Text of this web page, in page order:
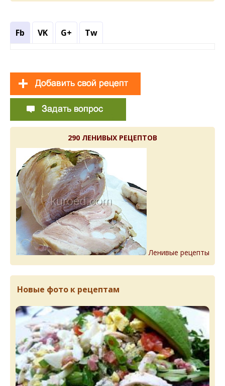
Fb VK G+ Tw
290 ЛЕНИВЫХ РЕЦЕПТОВ
Ленивые рецепты
Новые фото к рецептам